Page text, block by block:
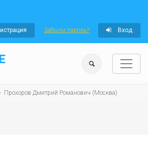
Забыли пароль? Вход
Прохоров Дмитрий Романович (Москва)